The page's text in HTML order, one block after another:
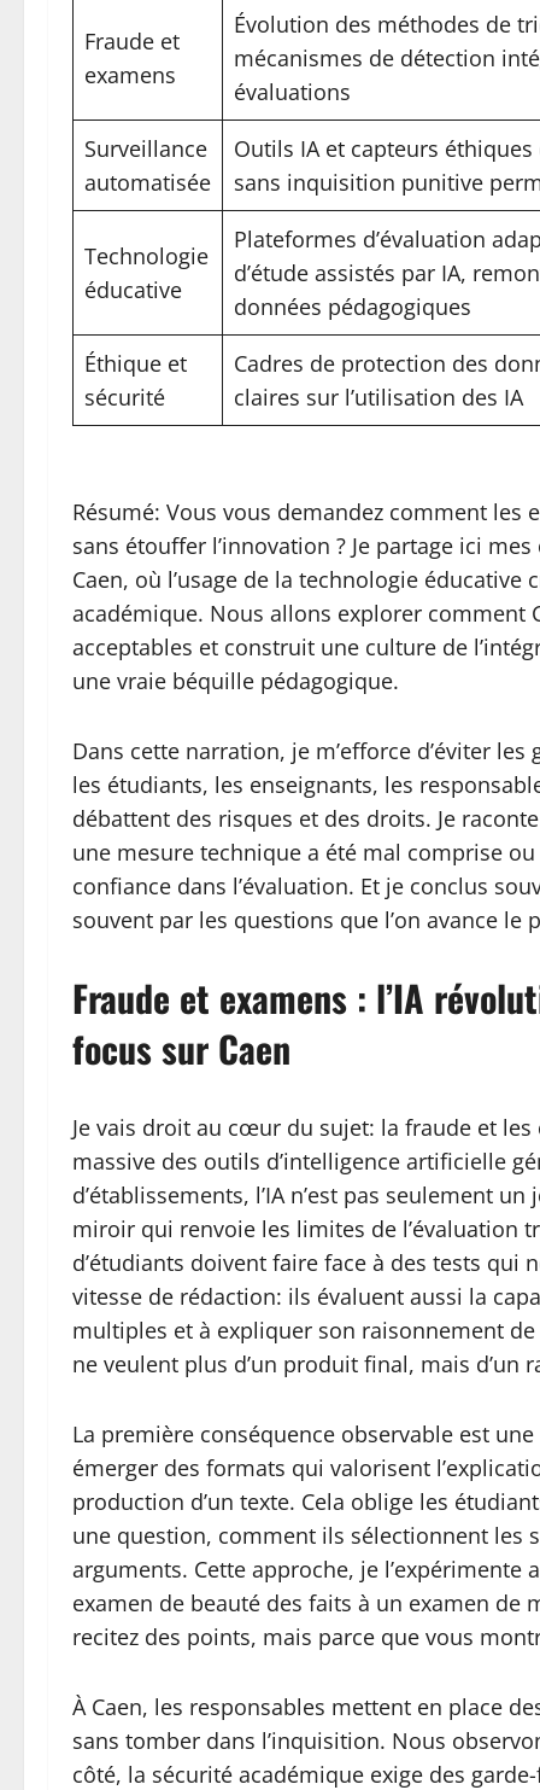
Fraude et
examens
Évolution des méthodes de
mécanismes de détection
évaluations
Surveillance
automatisée
Outils IA et capteurs
sans inquisition punitive
Technologie
éducative
Plateformes d’évaluation
d’étude assistés par IA,
données pédagogiques
Éthique et
sécurité
Cadres de protection des
claires sur l’utilisation des IA
Résumé: Vous vous demandez comment les
sans étouffer l’innovation ? Je partage ici
Caen, où l’usage de la technologie éducative
académique. Nous allons explorer comment
acceptables et construit une culture de
une vraie béquille pédagogique.
Dans cette narration, je m’efforce d’éviter
les étudiants, les enseignants, les
débattent des risques et des droits. Je
une mesure technique a été mal comprise
confiance dans l’évaluation. Et je conclus
souvent par les questions que l’on avance le
Fraude et examens : l’IA
focus sur Caen
Je vais droit au cœur du sujet: la fraude et
massive des outils d’intelligence artificielle
d’établissements, l’IA n’est pas seulement
miroir qui renvoie les limites de l’évaluation
d’étudiants doivent faire face à des tests
vitesse de rédaction: ils évaluent aussi la
multiples et à expliquer son raisonnement
ne veulent plus d’un produit final, mais
La première conséquence observable est
émerger des formats qui valorisent
production d’un texte. Cela oblige les
une question, comment ils sélectionnent les
arguments. Cette approche, je l’expérimente
examen de beauté des faits à un examen de
recitez des points, mais parce que vous
À Caen, les responsables mettent en place
sans tomber dans l’inquisition. Nous
côté, la sécurité académique exige des